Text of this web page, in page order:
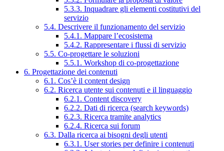
5.3.3. Inquadrare gli elementi costitutivi del
servizio
5.4. Descrivere il funzionamento del servizio
5.4.1. Mappare l’ecosistema
5.4.2. Rappresentare i flussi di servizio
5.5. Co-progettare le soluzioni
5.5.1. Workshop di co-progettazione
6. Progettazione dei contenuti
6.1. Cos’è il content design
6.2. Ricerca utente sui contenuti e il linguaggio
6.2.1. Content discovery
6.2.2. Dati di ricerca (search keywords)
6.2.3. Ricerca tramite analytics
6.2.4. Ricerca sui forum
6.3. Dalla ricerca ai bisogni degli utenti
6.3.1. User stories per definire i contenuti